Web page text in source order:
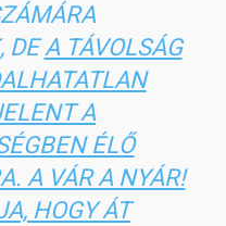
DEA TÁVOLSÁG
A
ÉLŐ
A VÁR A NYÁR!
HOGY ÁT